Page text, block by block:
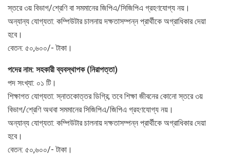
স্তরে ৩য় বিভাগ/শ্রেণি বা সমমানের জিপিএ/সিজিপিএ গ্রহণযোগ্য নয়।
অন্যান্য যোগ্যতা: কম্পিউটার চালনায় দক্ষতাসম্পন্ন প্রার্থীকে অগ্রাধিকার দেয়া
হবে।
বেতন: ৫০,৬০০/- টাকা।
পদের নাম: সহকারী ব্যবস্থাপক (নিরাপত্তা)
পদ সংখ্যা: ০১ টি।
শিক্ষাগত যোগ্যতা: স্নাতকোত্তর ডিগ্রি; তবে শিক্ষা জীবনের কোনো স্তরে ৩য়
বিভাগ/শ্রেণি অথবা সমমানের সিজিপিএ/জিপিএ গ্রহণযোগ্য নয়।
অন্যান্য যোগ্যতা: কম্পিউটার চালনায় দক্ষতাসম্পন্ন প্রার্থীকে অগ্রাধিকার দেয়া
হবে।
বেতন: ৫০,৬০০/- টাকা।